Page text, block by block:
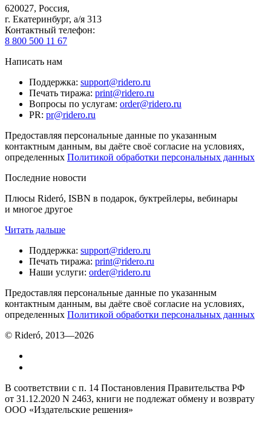
620027, Россия,
г. Екатеринбург, а/я 313
Контактный телефон:
8 800 500 11 67
Написать нам
Поддержка: support@ridero.ru
Печать тиража: print@ridero.ru
Вопросы по услугам: order@ridero.ru
PR: pr@ridero.ru
Предоставляя персональные данные по указанным
контактным данным, вы даёте своё согласие на условиях,
определенных Политикой обработки персональных данных
Последние новости
Плюсы Rideró, ISBN в подарок, буктрейлеры, вебинары
и многое другое
Читать дальше
Поддержка: support@ridero.ru
Печать тиража: print@ridero.ru
Наши услуги: order@ridero.ru
Предоставляя персональные данные по указанным
контактным данным, вы даёте своё согласие на условиях,
определенных Политикой обработки персональных данных
© Rideró, 2013—2026
В соответствии с п. 14 Постановления Правительства РФ
от 31.12.2020 N 2463, книги не подлежат обмену и возврату
ООО «Издательские решения»